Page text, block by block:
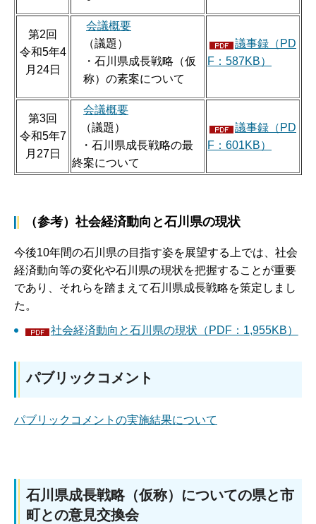
第2回
令和5年4
月24日
会議概要
（議題）
・石川県成長戦略（仮
称）の素案について
議事録（PD
F：587KB）
第3回
令和5年7
月27日
会議概要
（議題）
・石川県成長戦略の最
終案について
議事録（PD
F：601KB）
（参考）社会経済動向と石川県の現状
今後10年間の石川県の目指す姿を展望する上では、社会
経済動向等の変化や石川県の現状を把握することが重要
であり、それらを踏まえて石川県成長戦略を策定しまし
た。
社会経済動向と石川県の現状（PDF：1,955KB）
パブリックコメント
パブリックコメントの実施結果について
石川県成長戦略（仮称）についての県と市
町との意見交換会